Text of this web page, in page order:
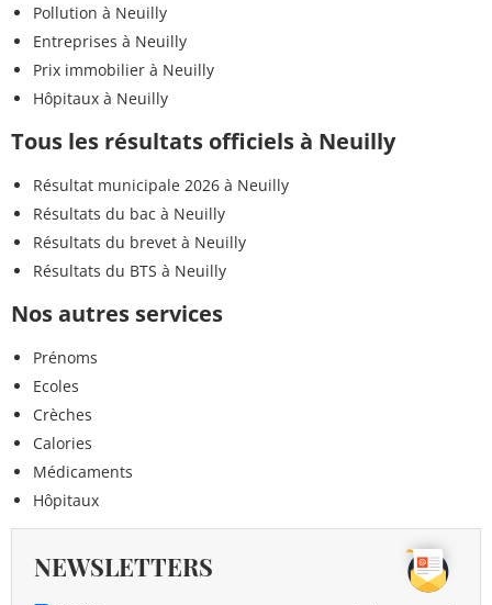
Pollution à Neuilly
Entreprises à Neuilly
Prix immobilier à Neuilly
Hôpitaux à Neuilly
Tous les résultats officiels à Neuilly
Résultat municipale 2026 à Neuilly
Résultats du bac à Neuilly
Résultats du brevet à Neuilly
Résultats du BTS à Neuilly
Nos autres services
Prénoms
Ecoles
Crèches
Calories
Médicaments
Hôpitaux
NEWSLETTERS